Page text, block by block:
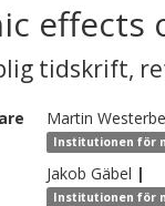
tidskrift,
Martin
Institutionen för
Jakob Gäbel |
Institutionen för